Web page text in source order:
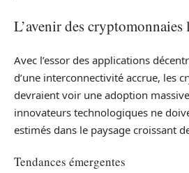
L’avenir des cryptomonnaies
Avec l’essor des applications
d’une interconnectivité accrue, les
devraient voir une adoption massive
innovateurs technologiques ne
estimés dans le paysage croissant
Tendances émergentes